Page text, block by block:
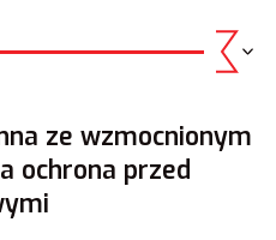
ze wzmocnionym
ochrona przed